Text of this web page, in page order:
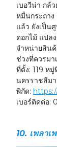
เบอวีน่า กล้
หมื่นกระถา
แล้ว ยังเป็น
ดอกไม้ แปล
จำหน่ายสิน
ช่วงที่ควรมา
ที่ตั้ง: 119 หมู่
นครราชสีม
พิกัด:
เบอร์ติดต่อ:
10. เพลา